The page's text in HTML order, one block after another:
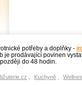
potřeby a doplňky -
je prodávající povinen
do 48 hodin.
Kuchyně